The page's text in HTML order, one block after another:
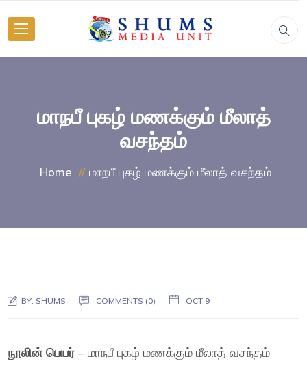
மாநபீ புகழ் மணக்கும் மீலாத்
வசந்தம்
Home மாநபீ புகழ் மணக்கும் மீலாத் வசந்தம்
BY: SHUMS COMMENTS (0) OCT 9
நூலின் பெயர்– மாநபீ புகழ் மணக்கும் மீலாத் வசந்தம்